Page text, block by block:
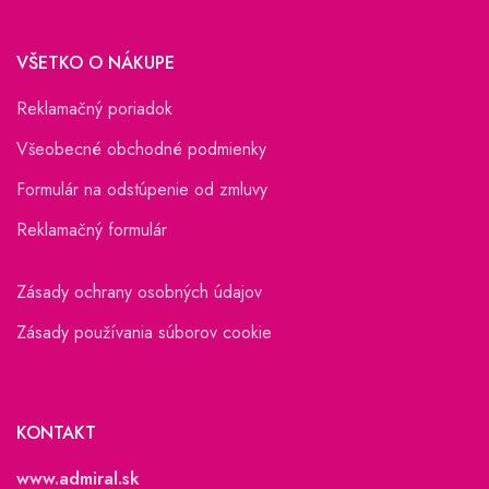
VŠETKO O NÁKUPE
Reklamačný poriadok
Všeobecné obchodné podmienky
Formulár na odstúpenie od zmluvy
Reklamačný formulár
Zásady ochrany osobných údajov
Zásady používania súborov cookie
KONTAKT
www.admiral.sk